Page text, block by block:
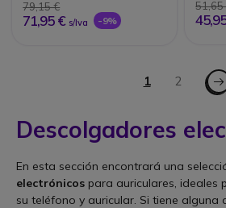
79,15 €
71,95 € s/Iva -9%
51,65
Página
Actualmente
1 Página
2
Descolgadores
En esta sección encontrará una
electrónicos para auriculares, ideales
su teléfono y auricular. Si tiene alguna